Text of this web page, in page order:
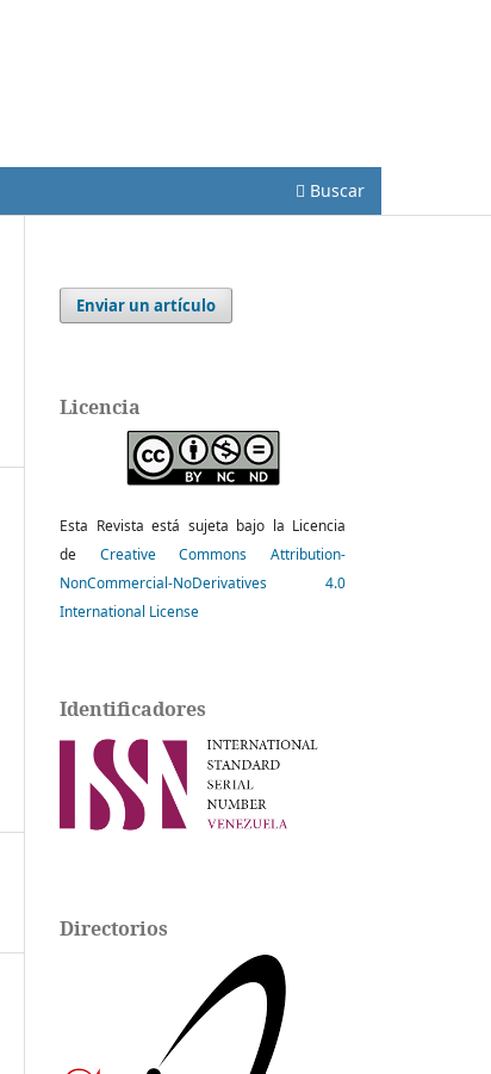
Buscar
Enviar un artículo
Licencia
Esta Revista está sujeta bajo la Licencia
de Creative Commons Attribution-
NonCommercial-NoDerivatives 4.0
International License
Identificadores
Directorios